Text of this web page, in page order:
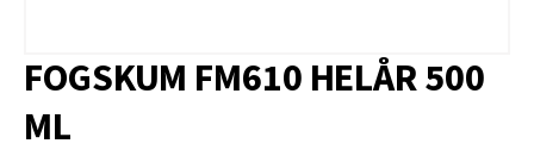
FOGSKUM FM610 HELÅR 500
ML